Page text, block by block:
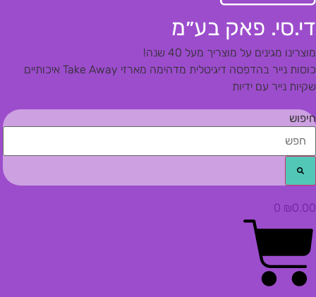
די.סי. פאק בע״מ
מוצרינו מגינים על מוצריך מעל 40 שנה!
כוסות נייר בהדפסה דיגיטלית מדהימה מארזי Take Away איכותיים
שקיות נייר עם ידיות
חיפוש
₪0.00
0